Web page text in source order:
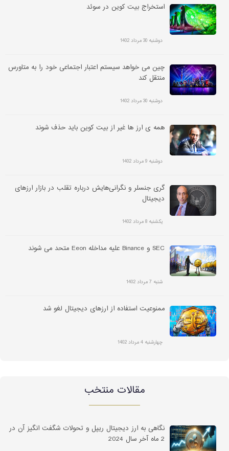
استخراج بیت کوین در سوئد
دوشنبه 30 مرداد 1402
چین می خواهد سیستم اعتبار اجتماعی خود را به متاورس
منتقل کند
دوشنبه 30 مرداد 1402
همه ی ارز ها غیر از بیت کوین باید حذف شوند
دوشنبه 9 مرداد 1402
گری جنسلر و نگرانی‌هایش درباره تقلب در بازار ارزهای
دیجیتال
یکشنبه 8 مرداد 1402
SEC و Binance علیه مداخله Eeon متحد می شوند
شنبه 7 مرداد 1402
ممنوعیت استفاده از ارزهای دیجیتال لغو شد
چهارشنبه 4 مرداد 1402
مقالات منتخب
نگاهی به ارز دیجیتال ریپل و تحولات شگفت انگیز آن در
2 ماه آخر سال 2024